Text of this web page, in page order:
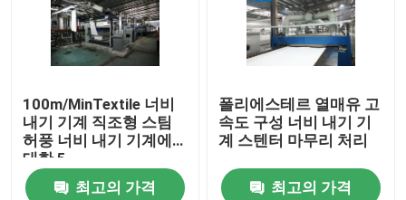
100m/MinTextile 너비
내기 기계 직조형 스팀
허풍 너비 내기 기계에
대한 5
최고의 가격
폴리에스테르 열매유 고
속도 구성 너비 내기 기
계 스텐터 마무리 처리
최고의 가격